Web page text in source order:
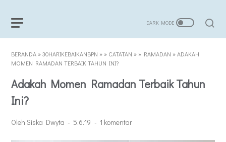
BERANDA »30HARIKEBAIKANBPN » » CATATAN » » RAMADAN »ADAKAH
MOMEN RAMADAN TERBAIK TAHUN INI?
Adakah Momen Ramadan Terbaik Tahun
Ini?
Oleh Siska Dwyta 5.6.19 1 komentar